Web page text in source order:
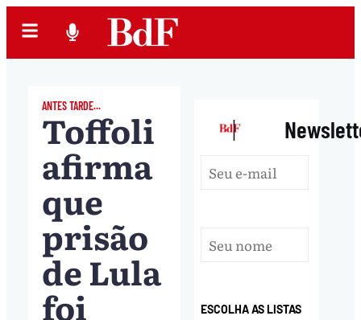
ANTES TARDE...
Toffoli
afirma
que
prisão
de Lula
foi
|
ESCOLHA AS LISTAS